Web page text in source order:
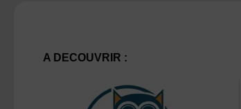
A DECOUVRIR :